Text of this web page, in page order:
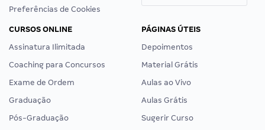
Preferências de Cookies
CURSOS ONLINE
Assinatura Ilimitada
Coaching para Concursos
Exame de Ordem
Graduação
Pós-Graduação
PÁGINAS ÚTEIS
Depoimentos
Material Grátis
Aulas ao Vivo
Aulas Grátis
Sugerir Curso